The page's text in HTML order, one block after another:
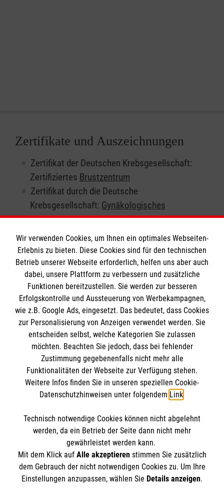
Zertifikate und Auszeichnungen
Zertifikat der Deutschen Krebsgesellschaft:
Zertifiziertes Brustzentrum
Zertifikat durch die Deutsche
Krebsgesellschaft: Gynäkologisches
Krebszentrum
Wir sind
akademische Lehreinrichtungder
Universität zu Lübeck in Anerkennung der
Beteiligung an der praktischen Ausbildung der
Studierenden der Universität Lübeck im
Studiengang Hebammenwissenschaft.
Compliance
Karriere bei uns:www.mehralsnurarbeit.de
Wir verwenden Cookies, um Ihnen ein optimales Webseiten-
Erlebnis zu bieten. Diese Cookies sind für den technischen
Betrieb unserer Webseite erforderlich, helfen uns aber auch
dabei, unsere Plattform zu verbessern und zusätzliche
Funktionen bereitzustellen. Sie werden zur besseren
Erfolgskontrolle und Aussteuerung von Werbekampagnen,
wie z.B. Google Ads, eingesetzt. Das bedeutet, dass Cookies
zur Personalisierung von Anzeigen verwendet werden. Sie
entscheiden selbst, welche Kategorien Sie zulassen
möchten. Beachten Sie jedoch, dass bei fehlender
Zustimmung gegebenenfalls nicht mehr alle
Funktionalitäten der Webseite zur Verfügung stehen.
Weitere Infos finden Sie in unseren speziellen Cookie-
Datenschutzhinweisen unter folgendem Link.
Technisch notwendige Cookies können nicht abgelehnt
werden, da ein Betrieb der Seite dann nicht mehr
gewährleistet werden kann.
Mit dem Klick auf Alle akzeptierenstimmen Sie zusätzlich
dem Gebrauch der nicht notwendigen Cookies zu. Um Ihre
Einstellungen anzupassen, wählen Sie Details anzeigen.